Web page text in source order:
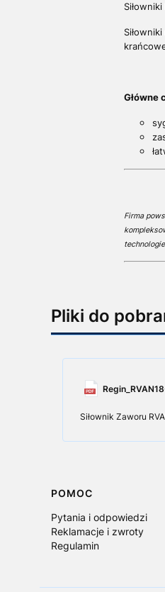
Główne
Firma
Pliki do
Siłownik Zaworu
Linki w stopce
POMOC
Pytania i odpowiedzi
Reklamacje i zwroty
Regulamin